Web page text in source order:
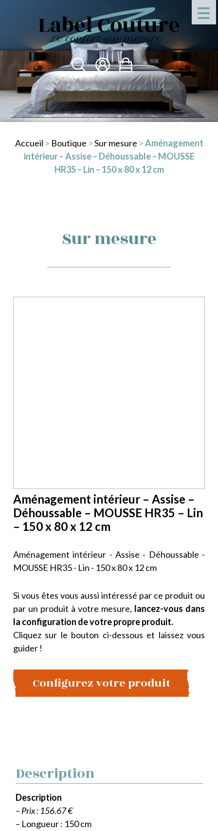
Accueil > Boutique >Sur mesure >Aménagement
intérieur – Assise – Déhoussable – MOUSSE
HR35 – Lin – 150 x 80 x 12 cm
Sur mesure
Aménagement intérieur – Assise –
Déhoussable – MOUSSE HR35 – Lin
– 150 x 80 x 12 cm
Aménagement intérieur - Assise - Déhoussable -
MOUSSE HR35 - Lin - 150 x 80 x 12 cm
Si vous êtes vous aussi intéressé par ce produit ou
par un produit à votre mesure, lancez-vous dans
la configuration de votre propre produit.
Cliquez sur le bouton ci-dessous et laissez vous
guider !
Configurez votre produit
Description
Description
– Prix : 156.67 €
– Longueur : 150 cm